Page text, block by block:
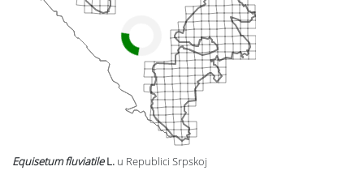
Equisetum fluviatileL. u Republici Srpskoj